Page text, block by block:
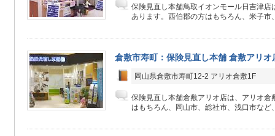
保険見直し本舗鳥取イオンモール日吉津店
あります。西伯郡の方はもちろん、米子市
倉敷市寿町：保険見直し本舗 倉敷アリオ
岡山県倉敷市寿町12-2 アリオ倉敷1F
保険見直し本舗倉敷アリオ店は、アリオ倉
はもちろん、岡山市、総社市、浅口市など